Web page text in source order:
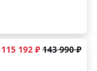
115 192 ₽ 143 990 ₽